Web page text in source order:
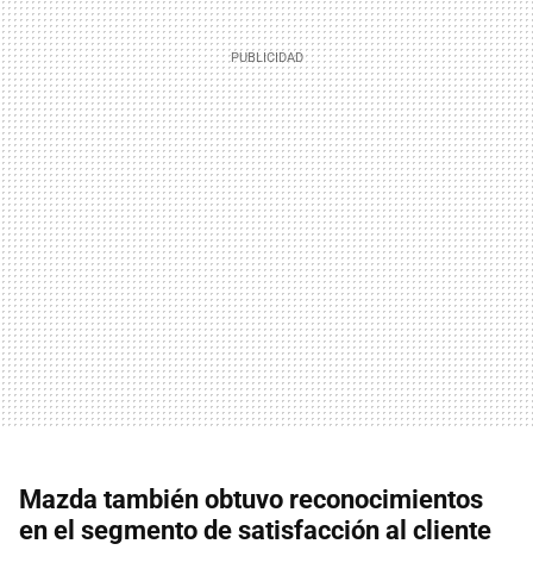
Mazda también obtuvo reconocimientos
en el segmento de satisfacción al cliente